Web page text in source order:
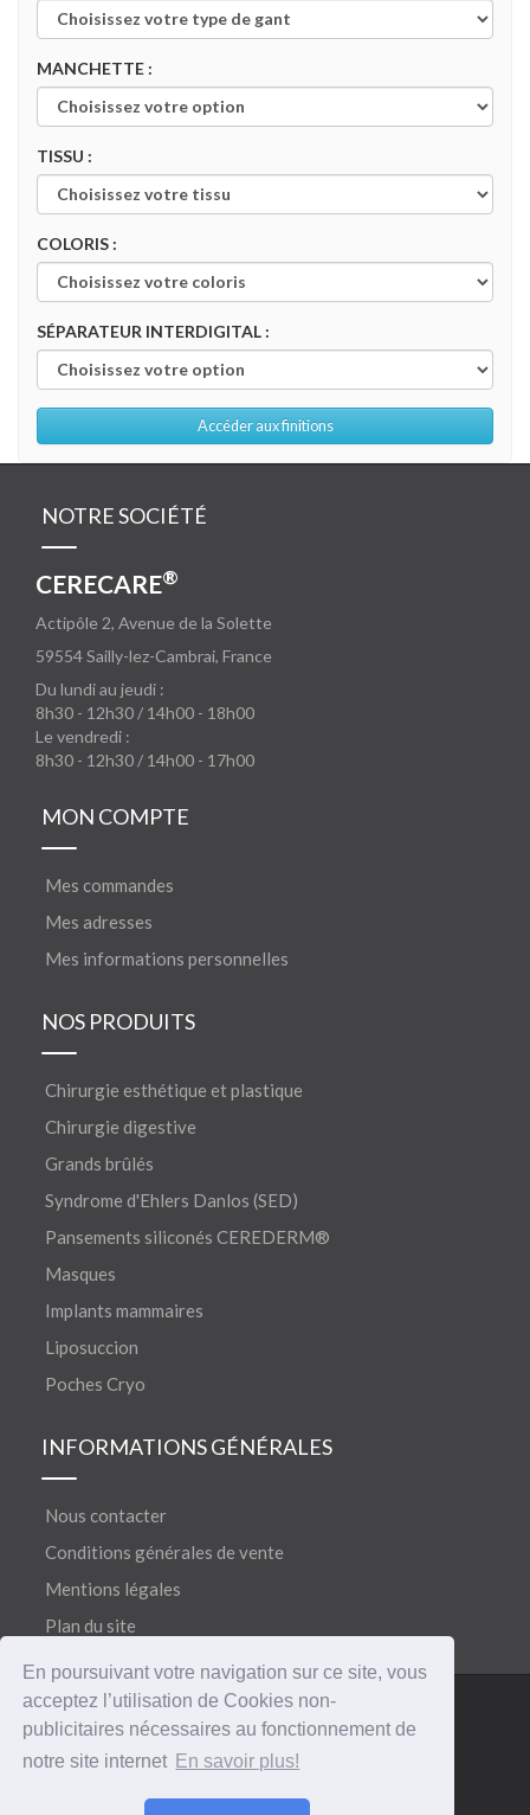
En poursuivant votre navigation sur ce site, vous
acceptez l’utilisation de Cookies non-
publicitaires nécessaires au fonctionnement de
notre site internet En savoir plus!
MANCHETTE :
TISSU :
COLORIS :
SÉPARATEUR INTERDIGITAL :
Accéder aux finitions
NOTRE SOCIÉTÉ
CERECARE®
Actipôle 2, Avenue de la Solette
59554Sailly-lez-Cambrai, France
Du lundi au jeudi :
8h30 - 12h30 / 14h00 - 18h00
Le vendredi :
8h30 - 12h30 / 14h00 - 17h00
MON COMPTE
Mes commandes
Mes adresses
Mes informations personnelles
NOS PRODUITS
Chirurgie esthétique et plastique
Chirurgie digestive
Grands brûlés
Syndrome d'Ehlers Danlos (SED)
Pansements siliconés CEREDERM®
Masques
Implants mammaires
Liposuccion
Poches Cryo
INFORMATIONS GÉNÉRALES
Nous contacter
Conditions générales de vente
Mentions légales
Plan du site
Copyright 2018©CERECARE® • Tous droits réservés